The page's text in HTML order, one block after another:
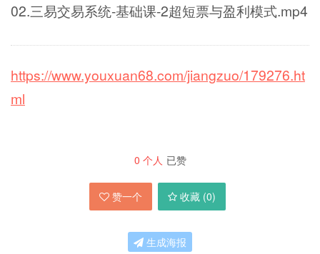
02.三易交易系统-基础课-2超短票与盈利模式.mp4
https://www.youxuan68.com/jiangzuo/179276.ht
ml
0 个人 已赞
赞一个 收藏 (0)
生成海报